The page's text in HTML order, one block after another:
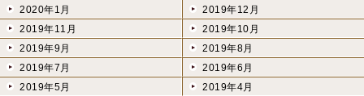
2020年1月
2019年12月
2019年11月
2019年10月
2019年9月
2019年8月
2019年7月
2019年6月
2019年5月
2019年4月